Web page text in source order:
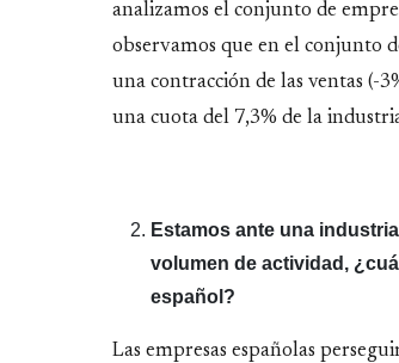
analizamos el conjunto de
observamos que en el conjunto
una contracción de las ventas (-
una cuota del 7,3% de la
Estamos ante una
volumen de actividad,
español?
Las empresas españolas